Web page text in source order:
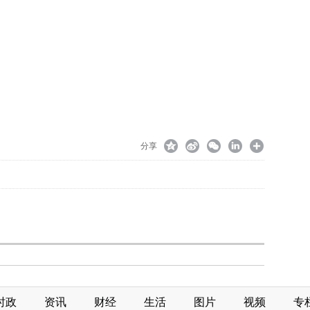
分享
政 资讯 财经 生活 图片 视频 专